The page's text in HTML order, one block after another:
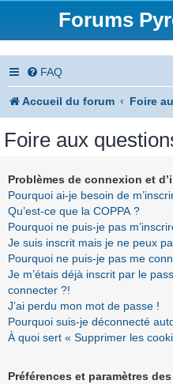
Forums
FAQ
Accueil du forum Foire
Foire aux
Problèmes de connexion et
Pourquoi ai-je besoin de
Qu’est-ce que la COPPA ?
Pourquoi ne puis-je pas
Je suis inscrit mais je ne peux
Pourquoi ne puis-je pas me
Je m’étais déjà inscrit par le
connecter ?!
J’ai perdu mon mot de passe !
Pourquoi suis-je déconnecté
À quoi sert « Supprimer les
Préférences et paramètres